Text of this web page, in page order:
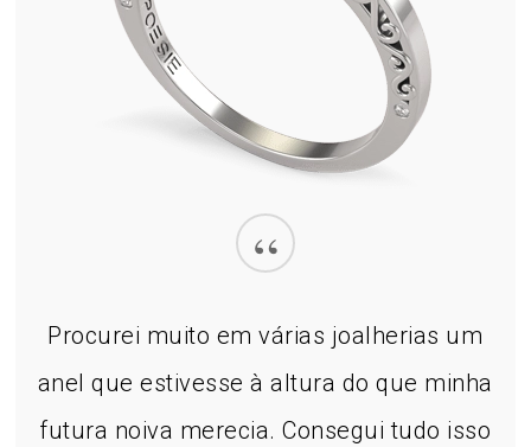
“
Procurei muito em várias joalherias um
anel que estivesse à altura do que minha
futura noiva merecia. Consegui tudo isso